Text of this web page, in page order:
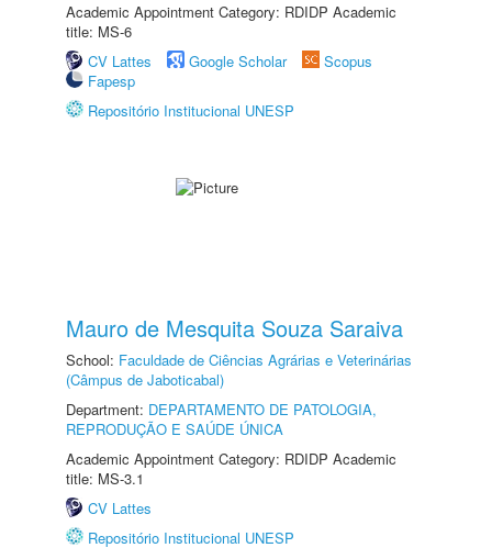
Academic Appointment Category: RDIDP Academic
title: MS-6
CV Lattes
Google Scholar
Scopus
Fapesp
Repositório Institucional UNESP
Mauro de Mesquita Souza Saraiva
School: Faculdade de Ciências Agrárias e Veterinárias
(Câmpus de Jaboticabal)
Department: DEPARTAMENTO DE PATOLOGIA,
REPRODUÇÃO E SAÚDE ÚNICA
Academic Appointment Category: RDIDP Academic
title: MS-3.1
CV Lattes
Repositório Institucional UNESP